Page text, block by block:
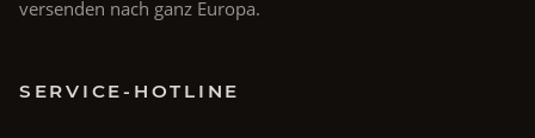
versenden nach ganz Europa.
SERVICE-HOTLINE